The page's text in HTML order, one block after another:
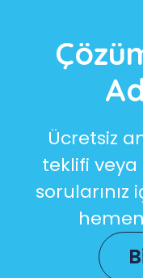
Ücretsiz
teklifi